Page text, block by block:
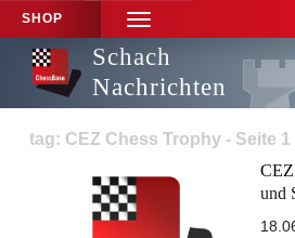
SHOP
TOGGLE
NAVIGATION
Schach
Nachrichten
tag: CEZ Chess Trophy - Seite 1
und